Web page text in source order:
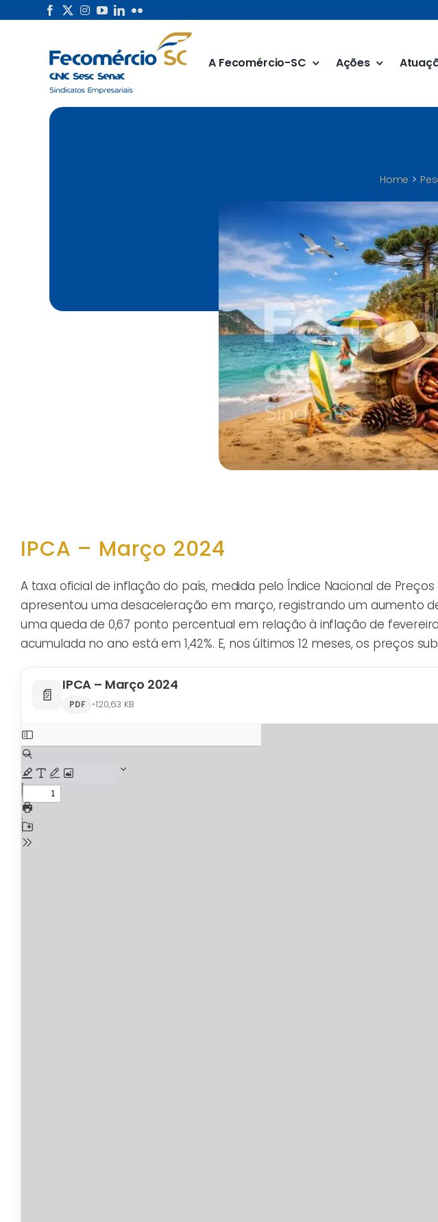
A Fecomércio-SC Ações
Home
IPCA – Março 2024
A taxa oficial de inflação do país, medida pelo Índice Nacional de
apresentou uma desaceleração em março, registrando um aumento
uma queda de 0,67 ponto percentual em relação à inflação de
acumulada no ano está em 1,42%. E, nos últimos 12 meses, os preços
📄
IPCA – Março 2024
PDF •120,63 KB